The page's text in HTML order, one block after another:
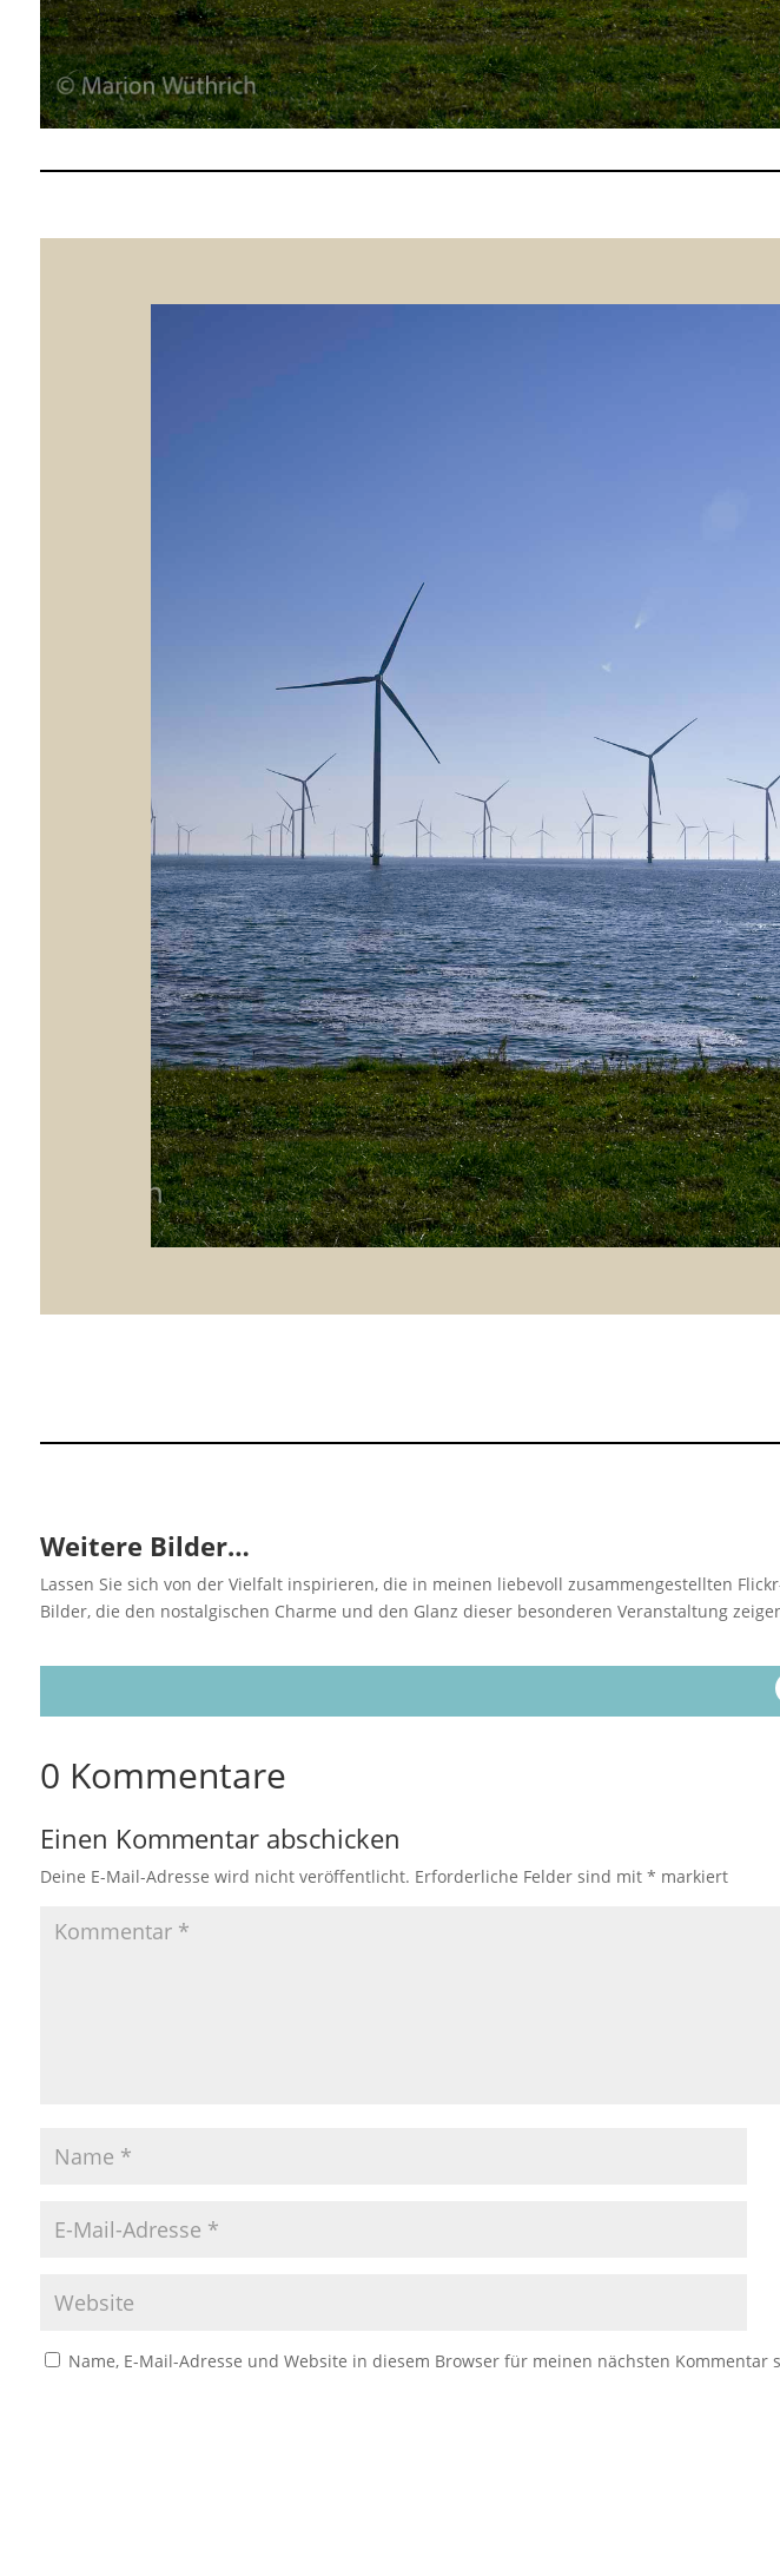
Weitere Bilder…
Lassen Sie sich von der Vielfalt inspirieren, die in meinen liebevoll zusammengestellten
Bilder, die den nostalgischen Charme und den Glanz dieser besonderen Veranstaltung
0 Kommentare
Einen Kommentar abschicken
Deine E-Mail-Adresse wird nicht veröffentlicht. Erforderliche Felder sind mit * markiert
Name, E-Mail-Adresse und Website in diesem Browser für meinen nächsten Kommentar